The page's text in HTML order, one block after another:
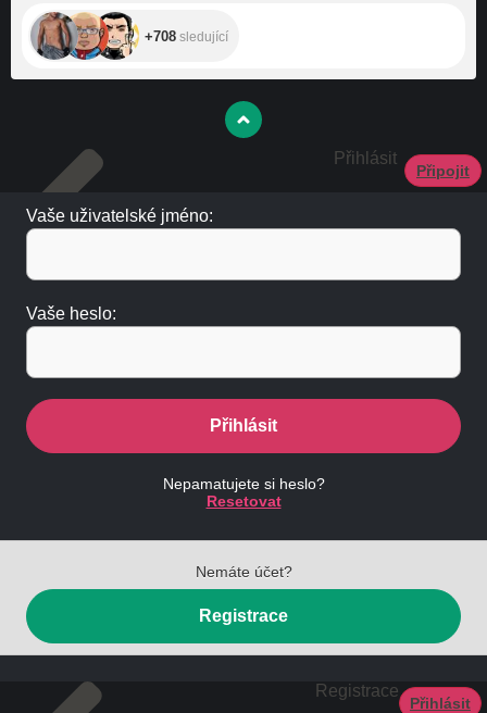
+708 sledující
Přihlásit
Připojit
Vaše uživatelské jméno:
Vaše heslo:
Přihlásit
Nepamatujete si heslo?
Resetovat
Nemáte účet?
Registrace
Registrace
Přihlásit